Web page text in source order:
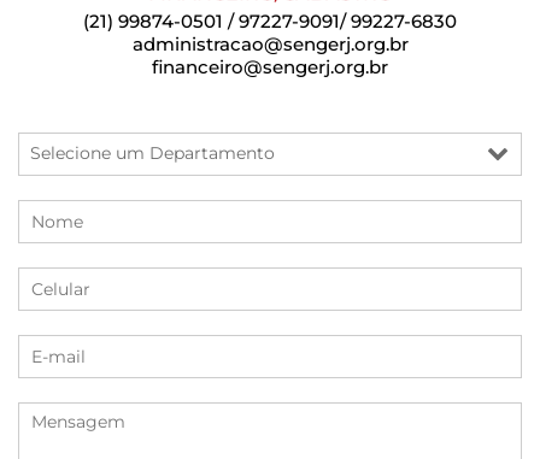
(21) 99874-0501 / 97227-9091/ 99227-6830
administracao@sengerj.org.br
financeiro@sengerj.org.br